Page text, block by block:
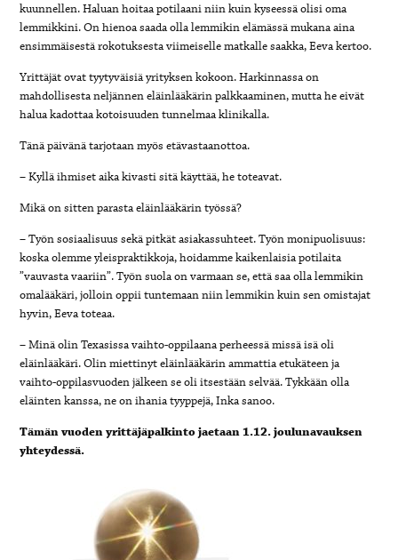
kuunnellen. Haluan hoitaa potilaani niin kuin kyseessä olisi oma
lemmikkini. On hienoa saada olla lemmikin elämässä mukana aina
ensimmäisestä rokotuksesta viimeiselle matkalle saakka, Eeva kertoo.
Yrittäjät ovat tyytyväisiä yrityksen kokoon. Harkinnassa on
mahdollisesta neljännen eläinlääkärin palkkaaminen, mutta he eivät
halua kadottaa kotoisuuden tunnelmaa klinikalla.
Tänä päivänä tarjotaan myös etävastaanottoa.
– Kyllä ihmiset aika kivasti sitä käyttää, he toteavat.
Mikä on sitten parasta eläinlääkärin työssä?
– Työn sosiaalisuus sekä pitkät asiakassuhteet. Työn monipuolisuus:
koska olemme yleispraktikkoja, hoidamme kaikenlaisia potilaita
”vauvasta vaariin”. Työn suola on varmaan se, että saa olla lemmikin
omalääkäri, jolloin oppii tuntemaan niin lemmikin kuin sen omistajat
hyvin, Eeva toteaa.
– Minä olin Texasissa vaihto-oppilaana perheessä missä isä oli
eläinlääkäri. Olin miettinyt eläinlääkärin ammattia etukäteen ja
vaihto-oppilasvuoden jälkeen se oli itsestään selvää. Tykkään olla
eläinten kanssa, ne on ihania tyyppejä, Inka sanoo.
Tämän vuoden yrittäjäpalkinto jaetaan 1.12. joulunavauksen
yhteydessä.